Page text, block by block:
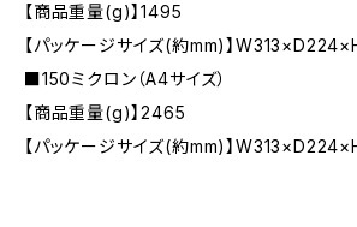
【商品重量(g)】1495
【パッケージサイズ(約mm)】
■150ミクロン（A4サイズ）
【商品重量(g)】2465
【パッケージサイズ(約mm)】